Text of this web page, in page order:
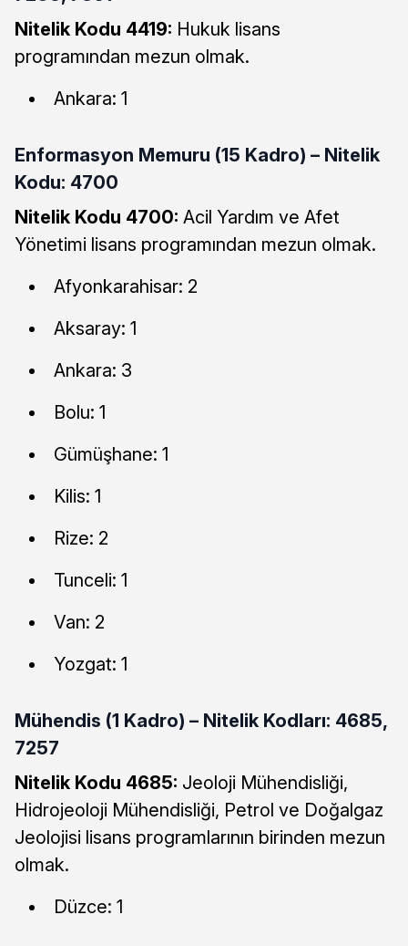
Nitelik Kodu 4419: Hukuk lisans
programından mezun olmak.
Ankara: 1
Enformasyon Memuru (15 Kadro) – Nitelik
Kodu: 4700
Nitelik Kodu 4700: Acil Yardım ve Afet
Yönetimi lisans programından mezun olmak.
Afyonkarahisar: 2
Aksaray: 1
Ankara: 3
Bolu: 1
Gümüşhane: 1
Kilis: 1
Rize: 2
Tunceli: 1
Van: 2
Yozgat: 1
Mühendis (1 Kadro) – Nitelik Kodları: 4685,
7257
Nitelik Kodu 4685: Jeoloji Mühendisliği,
Hidrojeoloji Mühendisliği, Petrol ve Doğalgaz
Jeolojisi lisans programlarının birinden mezun
olmak.
Düzce: 1